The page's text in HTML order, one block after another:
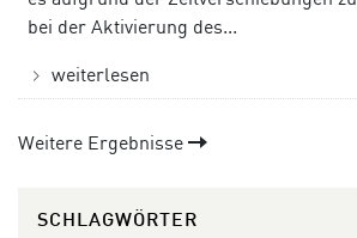
bei der Aktivierung des...
weiterlesen
Weitere Ergebnisse
SCHLAGWÖRTER